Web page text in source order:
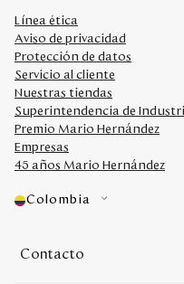
Servicio al cliente
Nuestras Tiendas
Colombia
Panamá
Línea ética
Aviso de privacidad
Protección de datos
Servicio al cliente
Nuestras tiendas
Superintendencia de
Premio Mario Hernández
Empresas
45 años Mario Hernández
Colombia
Contacto